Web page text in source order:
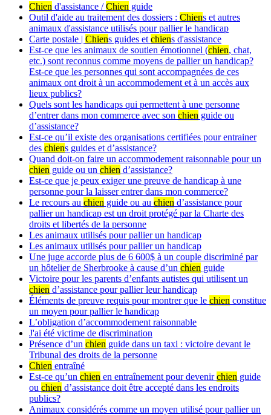
Chien d'assistance /Chien guide
Outil d'aide au traitement des dossiers : Chiens et autres
animaux d'assistance utilisés pour pallier le handicap
Carte postale | Chiens guides et chiens d'assistance
Est-ce que les animaux de soutien émotionnel (chien, chat,
etc.) sont reconnus comme moyens de pallier un handicap?
Est-ce que les personnes qui sont accompagnées de ces
animaux ont droit à un accommodement et à un accès aux
lieux publics?
Quels sont les handicaps qui permettent à une personne
d’entrer dans mon commerce avec son chien guide ou
d’assistance?
Est-ce qu’il existe des organisations certifiées pour entrainer
des chiens guides et d’assistance?
Quand doit-on faire un accommodement raisonnable pour un
chien guide ou un chien d’assistance?
Est-ce que je peux exiger une preuve de handicap à une
personne pour la laisser entrer dans mon commerce?
Le recours au chien guide ou au chien d’assistance pour
pallier un handicap est un droit protégé par la Charte des
droits et libertés de la personne
Les animaux utilisés pour pallier un handicap
Les animaux utilisés pour pallier un handicap
Une juge accorde plus de 6 600$ à un couple discriminé par
un hôtelier de Sherbrooke à cause d’un chien guide
Victoire pour les parents d’enfants autistes qui utilisent un
chien d’assistance pour pallier leur handicap
Éléments de preuve requis pour montrer que le chien constitue
un moyen pour pallier le handicap
L’obligation d’accommodement raisonnable
J'ai été victime de discrimination
Présence d’un chien guide dans un taxi : victoire devant le
Tribunal des droits de la personne
Chien entraîné
Est-ce qu’un chien en entraînement pour devenirchien guide
ou chien d’assistance doit être accepté dans les endroits
publics?
Animaux considérés comme un moyen utilisé pour pallier un